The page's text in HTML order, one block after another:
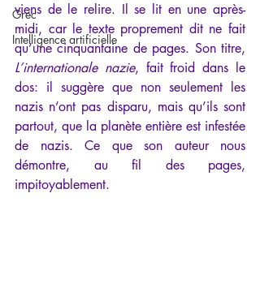
Grec
Intelligence artificielle
viens de le relire. Il se lit en une après-
midi, car le texte proprement dit ne fait
L’internationale nazie, fait froid dans le
dos: il suggère que non seulement les
nazis n’ont pas disparu, mais qu’ils sont
partout, que la planète entière est infestée
de nazis. Ce que son auteur nous
démontre, au fil des pages,
impitoyablement.